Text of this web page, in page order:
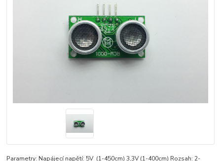
Parametry: Napájecí napětí: 5V (1-450cm) 3,3V (1-400cm) Rozsah: 2-